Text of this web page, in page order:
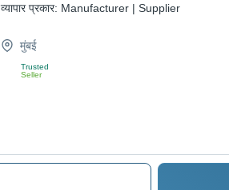
व्यापार प्रकार: Manufacturer | Supplier
मुंबई
Trusted
Seller